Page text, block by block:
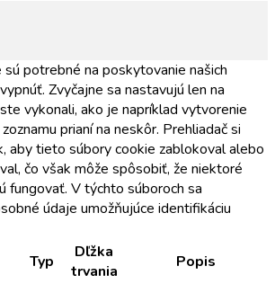
potrebné na poskytovanie našich
Zvyčajne sa nastavujú len na
vykonali, ako je napríklad vytvorenie
prianí na neskôr. Prehliadač si
aby tieto súbory cookie zablokoval alebo
čo však môže spôsobiť, že niektoré
fungovať. V týchto súboroch sa
údaje umožňujúce identifikáciu
Typ
Dľžka
trvania
Popis